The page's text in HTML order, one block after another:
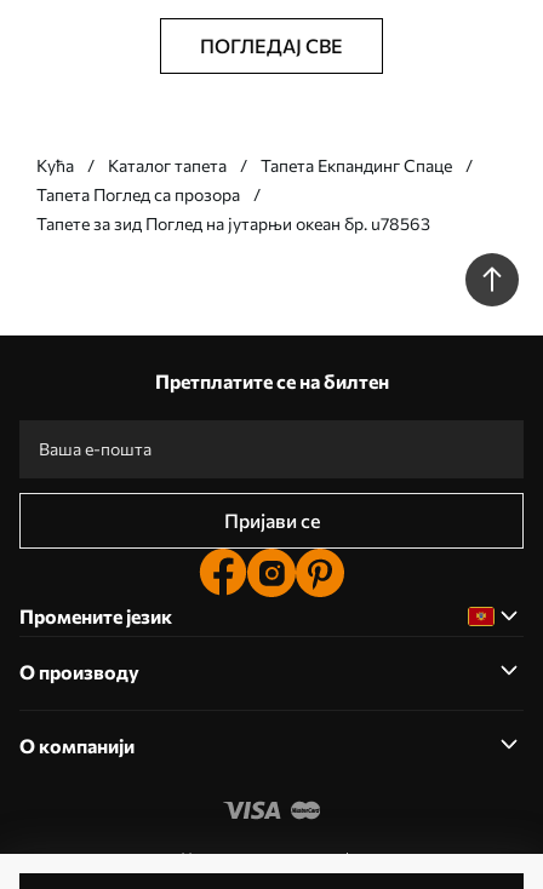
ПОГЛЕДАЈ СВЕ
Кућа Каталог тапета
Тапета Екпандинг Спаце
Тапета Поглед са прозора
Тапете за зид Поглед на јутарњи океан бр. u78563
Претплатите се на билтен
Пријави се
Промените језик
О производу
О компанији
Уредите дозволе колачића